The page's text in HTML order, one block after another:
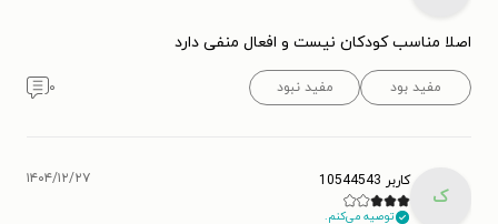
اصلا مناسب کودکان نیست و افعال منفی دارد
مفید بود مفید نبود ۰
ک
کاربر 10544543
توصیه می‌کنم.
۱۴۰۴/۱۲/۲۷